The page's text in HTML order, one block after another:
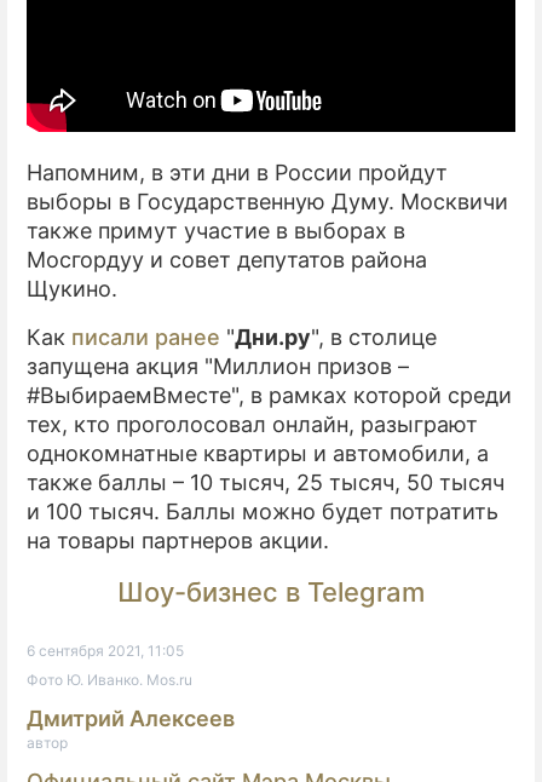
Напомним, в эти дни в России пройдут
выборы в Государственную Думу. Москвичи
также примут участие в выборах в
Мосгордуу и совет депутатов района
Щукино.
Как писали ранее "Дни.ру", в столице
запущена акция "Миллион призов –
#ВыбираемВместе", в рамках которой среди
тех, кто проголосовал онлайн, разыграют
однокомнатные квартиры и автомобили, а
также баллы – 10 тысяч, 25 тысяч, 50 тысяч
и 100 тысяч. Баллы можно будет потратить
на товары партнеров акции.
Шоу-бизнес в Telegram
6 сентября 2021, 11:05
Фото Ю. Иванко. Mos.ru
Дмитрий Алексеев
автор